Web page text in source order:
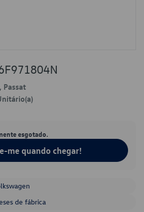
Passat
esgotado.
me quando chegar!
de fábrica